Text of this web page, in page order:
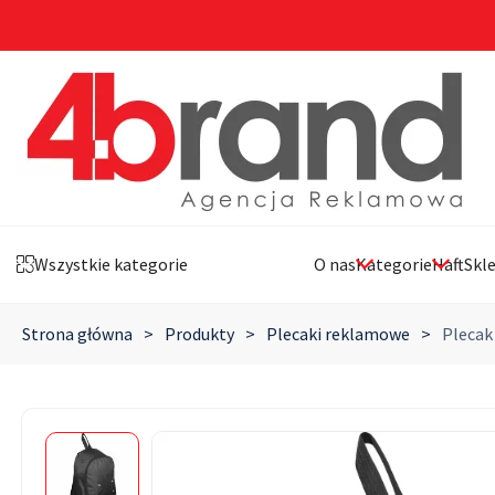
Wszystkie kategorie O nasKategorieHaft
Strona główna > Produkty > Plecaki reklamowe >